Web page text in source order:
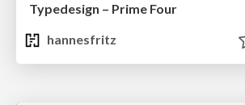
Typedesign – Prime Four
hannesfritz